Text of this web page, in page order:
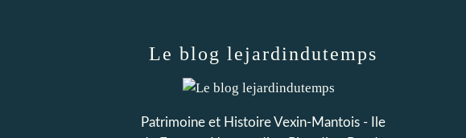
Le blog lejardindutemps
Patrimoine et Histoire Vexin-Mantois - Ile